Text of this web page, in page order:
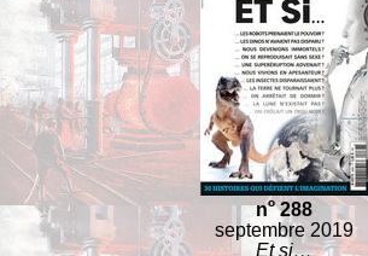
no288
septembre 2019
Et si…